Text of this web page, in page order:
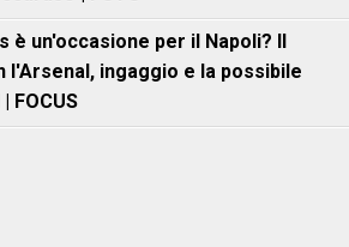
è un'occasione per il Napoli? Il
l'Arsenal, ingaggio e la possibile
FOCUS